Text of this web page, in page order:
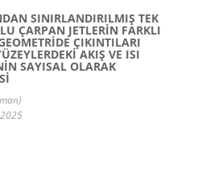
SINIRLANDIRILMIŞ TEK
ÇARPAN JETLERİN FARKLI
ÇIKINTILARI
AKIŞ VE ISI
SAYISAL OLARAK